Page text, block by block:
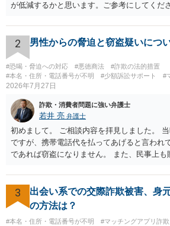
が低減するかと思います。ご参考にしてくださ
2 男性からの脅迫と窃盗疑いにつ
#恐喝・脅迫への対応 #悪徳商法
#詐欺の法的措置
#本名・住所・電話番号が不明
#少額訴訟サポート #
2026年7月27日
詐欺・消費者問題に強い弁護士
若井 亮 弁護士
初めまして。 ご相談内容を拝見しました。
ですが、携帯電話代を払ってあげると言われ
であれば窃盗になりません。 また、民事上
ず、可能であればブロックをするようにして
ば、最寄りの警察署に相談をしても良いかも
考になれば幸いです。
3
出会い系での交際詐欺被害、身
の方法は？
#本名・住所・電話番号が不明 #マッチングアプリ詐欺